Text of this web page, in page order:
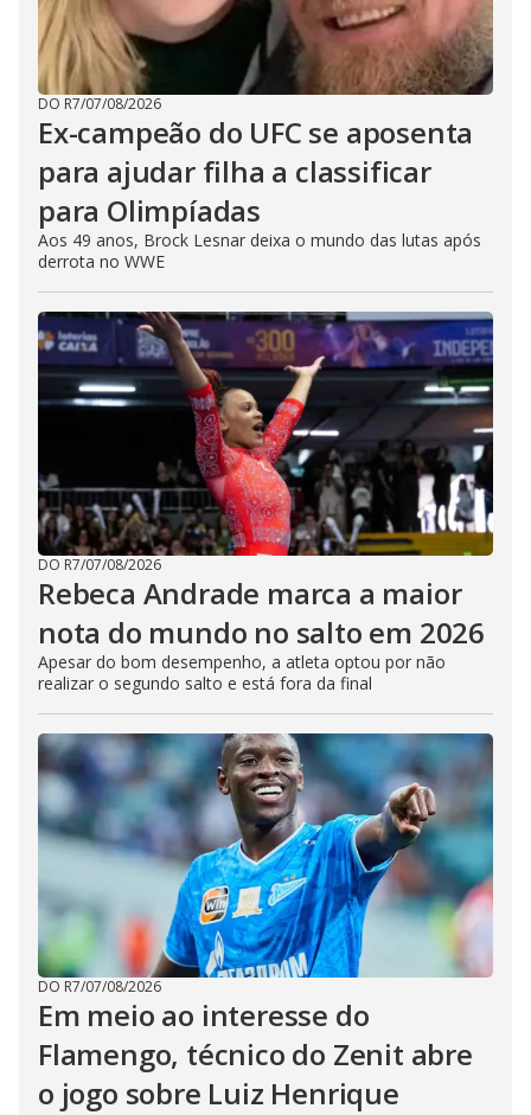
DO R7/07/08/2026
Ex-campeão do UFC se aposenta
para ajudar filha a classificar
para Olimpíadas
Aos 49 anos, Brock Lesnar deixa o mundo das lutas após
derrota no WWE
DO R7/07/08/2026
Rebeca Andrade marca a maior
nota do mundo no salto em 2026
Apesar do bom desempenho, a atleta optou por não
realizar o segundo salto e está fora da final
DO R7/07/08/2026
Em meio ao interesse do
Flamengo, técnico do Zenit abre
o jogo sobre Luiz Henrique